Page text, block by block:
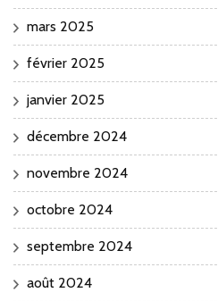
mars 2025
février 2025
janvier 2025
décembre 2024
novembre 2024
octobre 2024
septembre 2024
août 2024